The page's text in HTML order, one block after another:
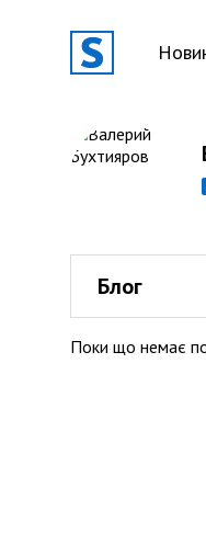
Блог
Поки що немає